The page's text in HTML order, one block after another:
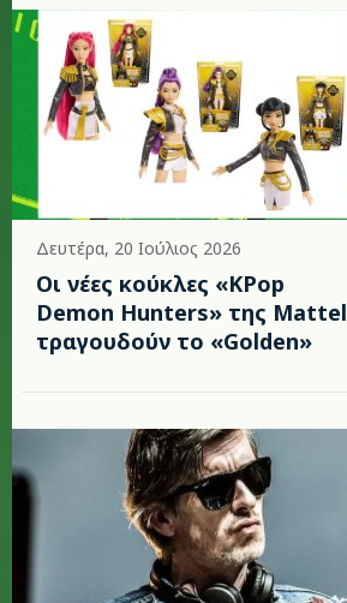
Δευτέρα, 20 Ιούλιος 2026
Οι νέες κούκλες «KPop
Demon Hunters» της Mattel
τραγουδούν το «Golden»